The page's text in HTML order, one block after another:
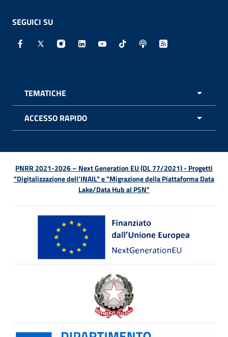
SEGUICI SU
Facebook - Sito esterno - Apertura in nuova finestra
X - Sito esterno - Apertura in nuova finestra
Instagram - Sito esterno - Apertura in
Linkedin - Sito esterno - Apertura in
Youtube - Sito esterno -
TikTok - Sito esterno -
Spreaker - Sito
Feed RSS -
TEMATICHE
ACCESSO RAPIDO
PNRR 2021-2026 – Next Generation EU (DL 77/2021) - Progetti
"Digitalizzazione dell’INAIL" e "Migrazione della Piattaforma Data
Lake/Data Hub al PSN"